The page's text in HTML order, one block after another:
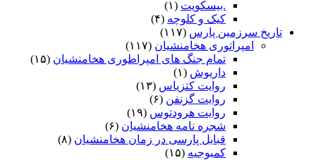
.بیسکویت (۱)
کیک و کلوچه (۴)
تاریخ سرزمین پارس (۱۱۷)
امپراتوری هخامنشیان (۱۱۷)
تمام جنگ های امپراطوری هخامنشیان (۱۵)
داریوش (۱)
روایت کتزیاس (۱۳)
روایت گزنفن (۶)
روایت هرودتوس (۱۹)
شجره نامه هخامنشیان (۶)
قبایل پارسی در زمان هخامنشیان (۸)
کمبوجیه (۱۵)